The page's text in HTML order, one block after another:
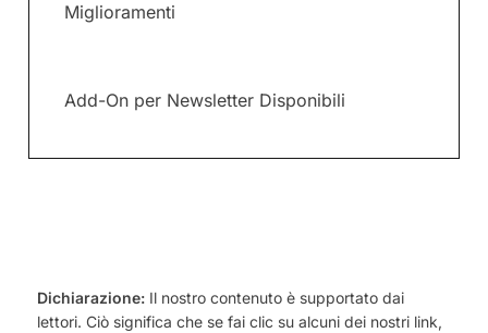
Miglioramenti
Add-On per Newsletter Disponibili
Dichiarazione: Il nostro contenuto è supportato dai
lettori. Ciò significa che se fai clic su alcuni dei nostri link,